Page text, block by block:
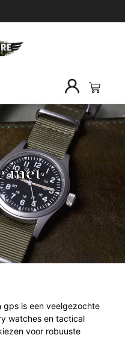
met
gps is een veelgezochte
watches en tactical
voor robuuste